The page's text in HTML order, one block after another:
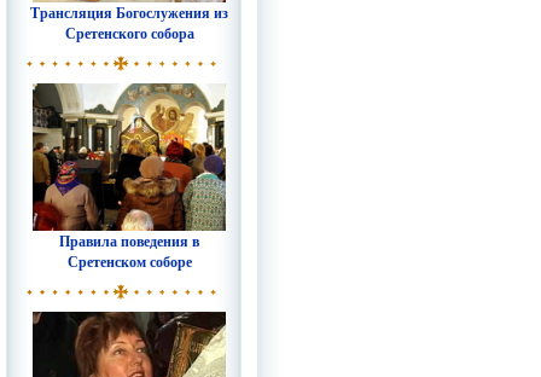
Трансляция Богослужения из
Сретенского собора
Правила поведения в
Сретенском соборе